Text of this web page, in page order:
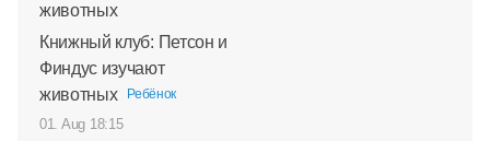
Книжный клуб: Петсон и
Финдус изучают
животных
Ребёнок
01. Aug 18:15